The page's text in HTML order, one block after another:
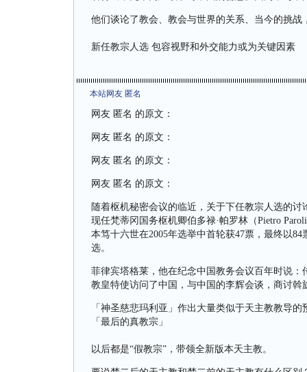
他们谈论了教会、教会与世界的关系、当今的挑战
新任教宗人选 包容视野和外交能力或为关键因素
本站网友 匿名
网友 匿名 的原文：
网友 匿名 的原文：
网友 匿名 的原文：
网友 匿名 的原文：
随着枢机秘密会议的临近，关于下任教宗人选的
现任梵蒂冈国务枢机卿伯多禄·帕罗林（Pietro
本笃十六世在2005年选举中首轮获47票，最终以
选。
菲律宾塔格莱，他在纪念中国教务会议百年时说
教皇特使访问了中国，与中国的李辉会谈，商讨
「神圣慈悲玛利亚」作出大量类似于天主教教导
「最后的真教宗」
以后都是“假教宗”，带领全新版本天主教。